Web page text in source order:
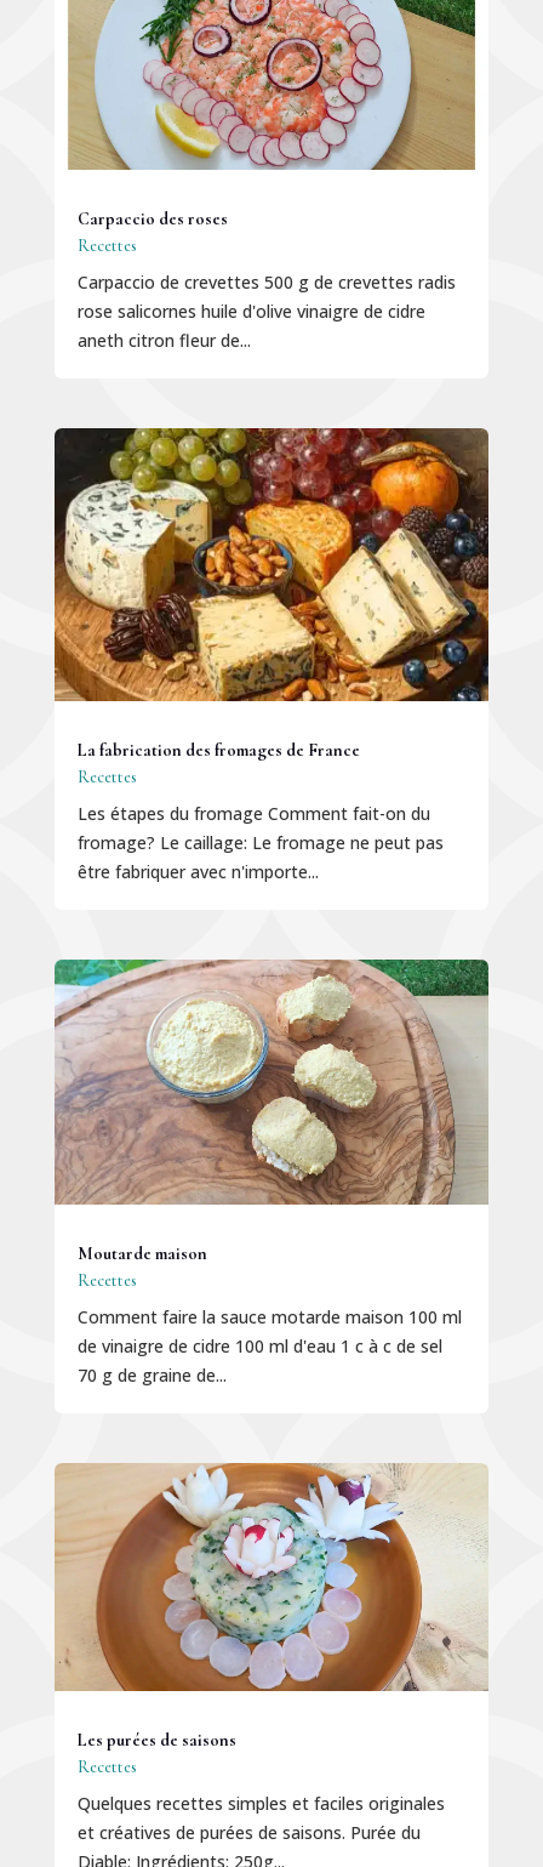
Carpaccio des roses
Recettes
Carpaccio de crevettes 500 g de crevettes radis
rose salicornes huile d'olive vinaigre de cidre
aneth citron fleur de...
La fabrication des fromages de France
Recettes
Les étapes du fromage Comment fait-on du
fromage? Le caillage: Le fromage ne peut pas
être fabriquer avec n'importe...
Moutarde maison
Recettes
Comment faire la sauce motarde maison 100 ml
de vinaigre de cidre 100 ml d'eau 1 c à c de sel
70 g de graine de...
Les purées de saisons
Recettes
Quelques recettes simples et faciles originales
et créatives de purées de saisons. Purée du
Diable: Ingrédients: 250g...